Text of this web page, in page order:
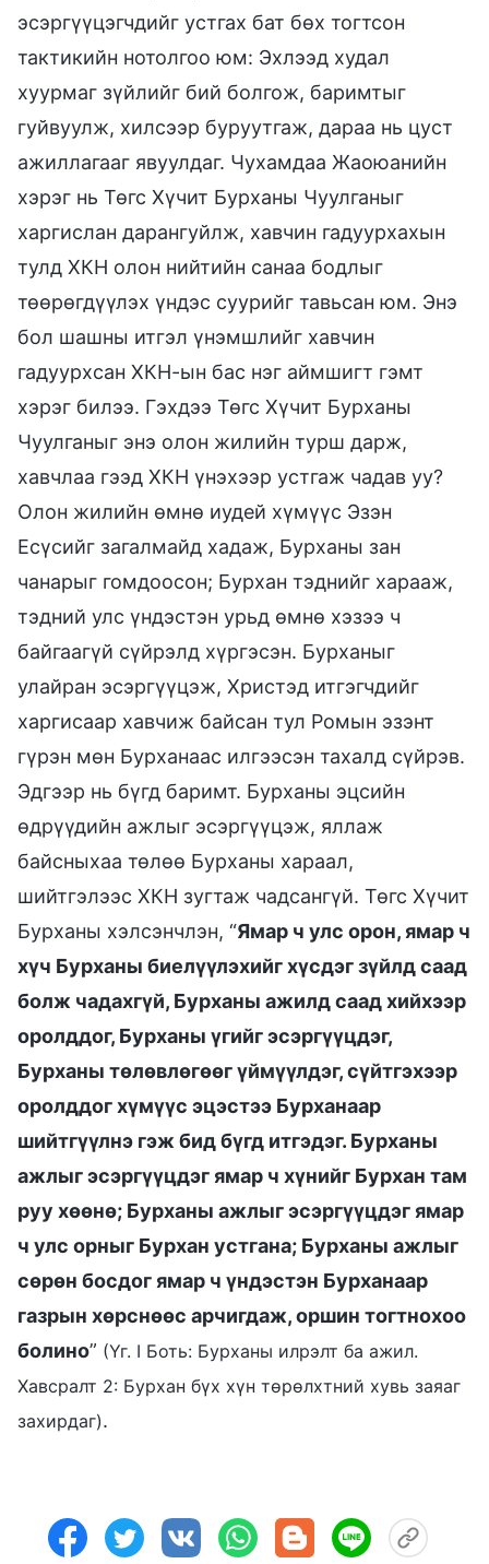
эсэргүүцэгчдийг устгах бат бөх тогтсон
тактикийн нотолгоо юм: Эхлээд худал
хуурмаг зүйлийг бий болгож, баримтыг
гуйвуулж, хилсээр буруутгаж, дараа нь цуст
ажиллагааг явуулдаг. Чухамдаа Жаоюанийн
хэрэг нь Төгс Хүчит Бурханы Чуулганыг
харгислан дарангуйлж, хавчин гадуурхахын
тулд ХКН олон нийтийн санаа бодлыг
төөрөгдүүлэх үндэс суурийг тавьсан юм. Энэ
бол шашны итгэл үнэмшлийг хавчин
гадуурхсан ХКН-ын бас нэг аймшигт гэмт
хэрэг билээ. Гэхдээ Төгс Хүчит Бурханы
Чуулганыг энэ олон жилийн турш дарж,
хавчлаа гээд ХКН үнэхээр устгаж чадав уу?
Олон жилийн өмнө иудей хүмүүс Эзэн
Есүсийг загалмайд хадаж, Бурханы зан
чанарыг гомдоосон; Бурхан тэднийг харааж,
тэдний улс үндэстэн урьд өмнө хэзээ ч
байгаагүй сүйрэлд хүргэсэн. Бурханыг
улайран эсэргүүцэж, Христэд итгэгчдийг
харгисаар хавчиж байсан тул Ромын эзэнт
гүрэн мөн Бурханаас илгээсэн тахалд сүйрэв.
Эдгээр нь бүгд баримт. Бурханы эцсийн
өдрүүдийн ажлыг эсэргүүцэж, яллаж
байсныхаа төлөө Бурханы хараал,
шийтгэлээс ХКН зугтаж чадсангүй. Төгс Хүчит
Бурханы хэлсэнчлэн, “Ямар ч улс орон, ямар ч
хүч Бурханы биелүүлэхийг хүсдэг зүйлд саад
болж чадахгүй, Бурханы ажилд саад хийхээр
оролддог, Бурханы үгийг эсэргүүцдэг,
Бурханы төлөвлөгөөг үймүүлдэг, сүйтгэхээр
оролддог хүмүүс эцэстээ Бурханаар
шийтгүүлнэ гэж бид бүгд итгэдэг. Бурханы
ажлыг эсэргүүцдэг ямар ч хүнийг Бурхан там
руу хөөнө; Бурханы ажлыг эсэргүүцдэг ямар
ч улс орныг Бурхан устгана; Бурханы ажлыг
сөрөн босдог ямар ч үндэстэн Бурханаар
газрын хөрснөөс арчигдаж, оршин тогтнохоо
болино” (Үг. I Боть: Бурханы илрэлт ба ажил.
Хавсралт 2: Бурхан бүх хүн төрөлхтний хувь заяаг
захирдаг).